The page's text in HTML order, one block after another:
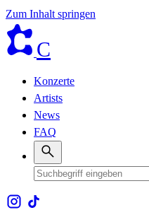
Zum Inhalt springen
C
Konzerte
Artists
News
FAQ